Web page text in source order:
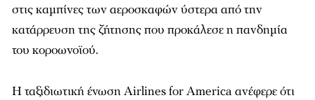
στις καμπίνες των αεροσκαφών ύστερα από την
κατάρρευση της ζήτησης που προκάλεσε η πανδημία
του κοροωνοϊού.
Η ταξιδιωτική ένωση Airlines for America ανέφερε ότι